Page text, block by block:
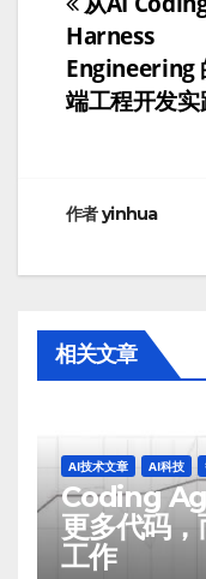
文
章
导
Harness
Engineering
端工程开发实
作者yinhua
相关文章
AI技术文章 AI科技
Coding
更多代码
工作